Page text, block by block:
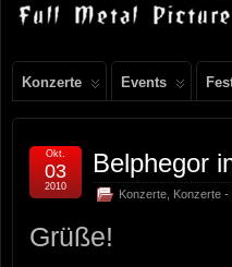
Konzerte Events
Belphegor
Konzerte Konzerte -
Okt.
03
2010
Grüße!